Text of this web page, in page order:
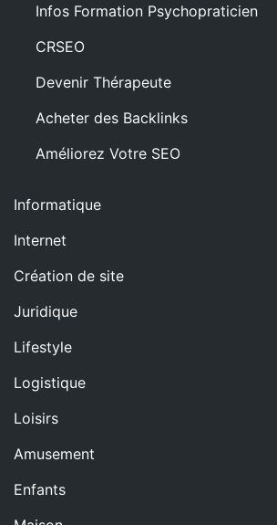
Infos Formation Psychopraticien
CRSEO
Devenir Thérapeute
Acheter des Backlinks
Améliorez Votre SEO
Informatique
Internet
Création de site
Juridique
Lifestyle
Logistique
Loisirs
Amusement
Enfants